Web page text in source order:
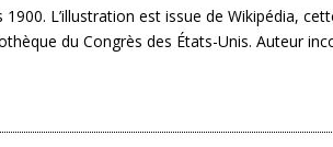
L’illustration est issue de Wikipédia,
du Congrès des États-Unis. Auteur